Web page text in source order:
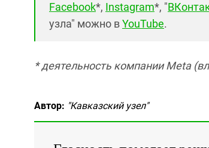
Facebook*, Instagram*, "
узла" можно вYouTube.
* деятельность компании Meta
Автор: "Кавказский узел"